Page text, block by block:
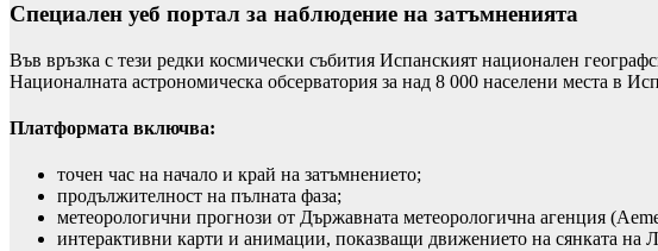
Специален уеб портал за наблюдение на затъмненията
Във връзка с тези редки космически събития Испанският национален
Националната астрономическа обсерватория за над 8 000 населени места в
Платформата включва:
точен час на начало и край на затъмнението;
продължителност на пълната фаза;
метеорологични прогнози от Държавната метеорологична агенция
интерактивни карти и анимации, показващи движението на сянката на